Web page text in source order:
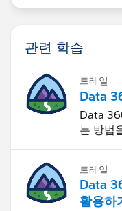
관련 학습
트레일
Data
Data
는 방법
트레일
Data
활용하